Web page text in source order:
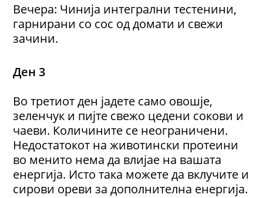
Вечера: Чинија интегрални тестенини,
гарнирани со сос од домати и свежи
зачини.
Ден 3
Во третиот ден јадете само овошје,
зеленчук и пијте свежо цедени сокови и
чаеви. Количините се неограничени.
Недостатокот на животински протеини
во менито нема да влијае на вашата
енергија. Исто така можете да вклучите и
сирови ореви за дополнителна енергија.